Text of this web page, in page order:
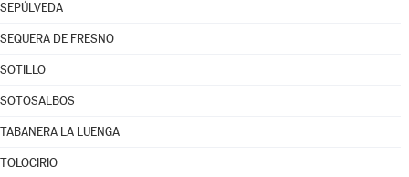
SEPÚLVEDA
SEQUERA DE FRESNO
SOTILLO
SOTOSALBOS
TABANERA LA LUENGA
TOLOCIRIO